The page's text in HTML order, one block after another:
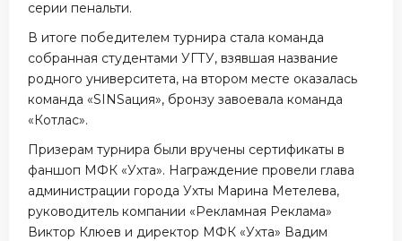
серии пенальти.
В итоге победителем турнира стала команда
собранная студентами УГТУ, взявшая название
родного университета, на втором месте оказалась
команда «SINSация», бронзу завоевала команда
«Котлас».
Призерам турнира были вручены сертификаты в
фаншоп МФК «Ухта». Награждение провели глава
администрации города Ухты Марина Метелева,
руководитель компании «Рекламная Реклама»
Виктор Клюев и директор МФК «Ухта» Вадим